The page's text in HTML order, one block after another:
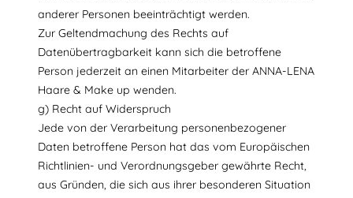
anderer Personen beeinträchtigt werden.
Zur Geltendmachung des Rechts auf
Datenübertragbarkeit kann sich die betroffene
Person jederzeit an einen Mitarbeiter der ANNA-LENA
Haare & Make up wenden.
g) Recht auf Widerspruch
Jede von der Verarbeitung personenbezogener
Daten betroffene Person hat das vom Europäischen
Richtlinien- und Verordnungsgeber gewährte Recht,
aus Gründen, die sich aus ihrer besonderen Situation